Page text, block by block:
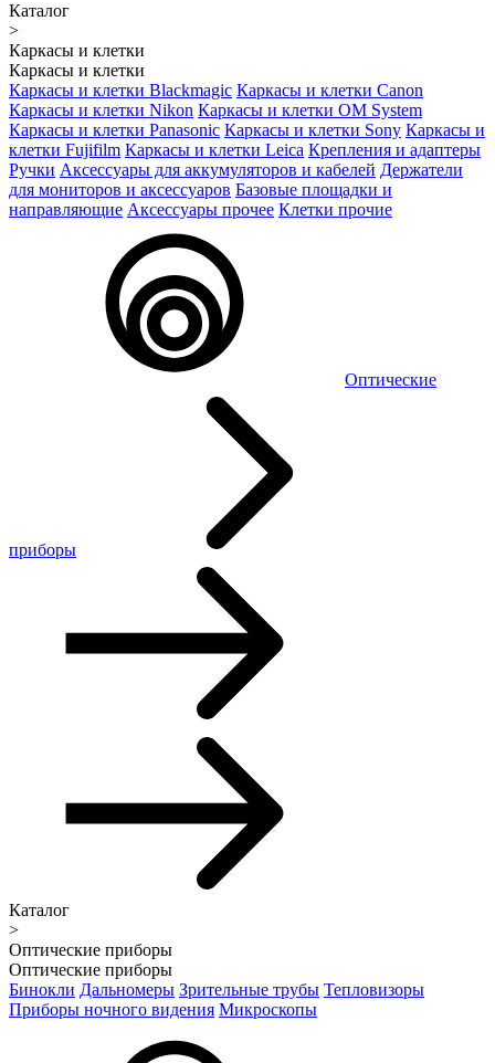
Каталог
>
Каркасы и клетки
Каркасы и клетки
Каркасы и клетки Blackmagic Каркасы и клетки Canon
Каркасы и клетки Nikon Каркасы и клетки OM System
Каркасы и клетки Panasonic Каркасы и клетки Sony Каркасы и
клетки Fujifilm Каркасы и клетки Leica Крепления и адаптеры
Ручки Аксессуары для аккумуляторов и кабелей Держатели
для мониторов и аксессуаров Базовые площадки и
направляющие Аксессуары прочее Клетки прочие
Оптические
приборы
Каталог
>
Оптические приборы
Оптические приборы
Бинокли Дальномеры Зрительные трубы Тепловизоры
Приборы ночного видения Микроскопы